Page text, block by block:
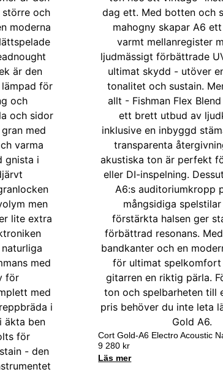
Cort Gold-A6 Electro Acoustic
9 280 kr
Läs mer